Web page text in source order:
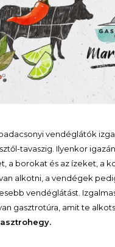
vendéglátók
tavaszig. Ilyenkor
a borokat és az ízeket, a
alkotni, a vendégek
vendéglátást.
gasztrotúra, amit te